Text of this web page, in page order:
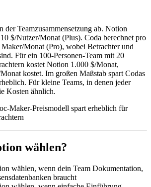
der Teamzusammensetzung ab. Notion
$/Nutzer/Monat (Plus). Coda berechnet pro
Monat (Pro), wobei Betrachter und
Für ein 100-Personen-Team mit 20
kostet Notion 1.000 $/Monat,
kostet. Im großen Maßstab spart Codas
Für kleine Teams, in denen jeder
Kosten ähnlich.
Maker-Preismodell spart erheblich für
wählen?
wählen, wenn dein Team Dokumentation,
braucht